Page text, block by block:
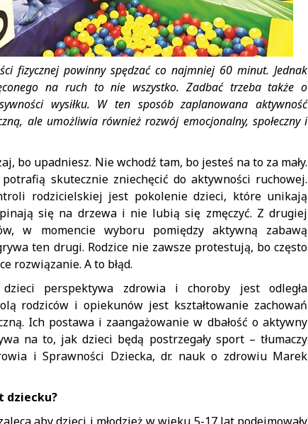
fizycznej powinny spędzać co najmniej 60 minut. Jednak
na ruch to nie wszystko. Zadbać trzeba także o
wysiłku. W ten sposób zaplanowana aktywność
ale umożliwia również rozwój emocjonalny, społeczny i
bo upadniesz. Nie wchodź tam, bo jesteś na to za mały.
skutecznie zniechęcić do aktywności ruchowej.
rodzicielskiej jest pokolenie dzieci, które unikają
się na drzewa i nie lubią się zmęczyć. Z drugiej
w momencie wyboru pomiędzy aktywną zabawą
ten drugi. Rodzice nie zawsze protestują, bo często
rozwiązanie. A to błąd.
perspektywa zdrowia i choroby jest odległa
rodziców i opiekunów jest kształtowanie zachowań
Ich postawa i zaangażowanie w dbałość o aktywny
na to, jak dzieci będą postrzegały sport – tłumaczy
i Sprawności Dziecka, dr. nauk o zdrowiu Marek
dziecku?